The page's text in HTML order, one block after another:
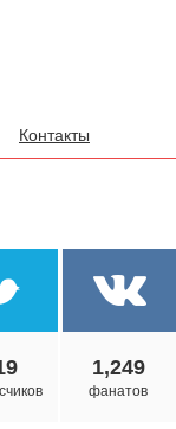
Контакты
1,249
фанатов